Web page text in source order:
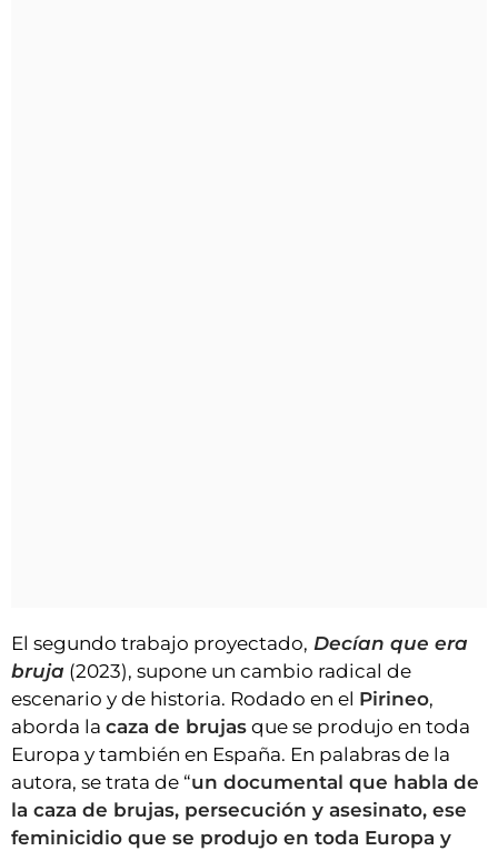
El segundo trabajo proyectado, Decían que era
bruja (2023), supone un cambio radical de
escenario y de historia. Rodado en el Pirineo,
aborda la caza de brujas que se produjo en toda
Europa y también en España. En palabras de la
autora, se trata de “un documental que habla de
la caza de brujas, persecución y asesinato, ese
feminicidio que se produjo en toda Europa y